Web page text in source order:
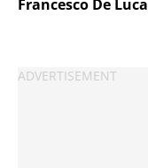
Francesco De Luca